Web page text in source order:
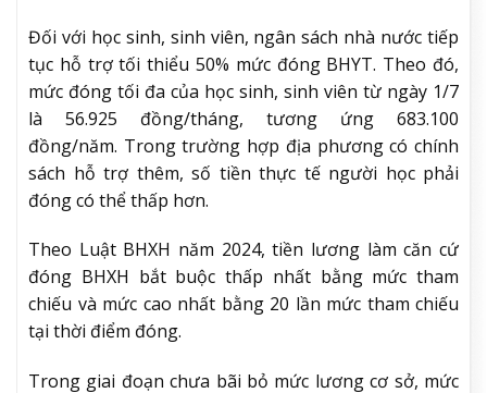
Đối với học sinh, sinh viên, ngân sách nhà nước tiếp
tục hỗ trợ tối thiểu 50% mức đóng BHYT. Theo đó,
mức đóng tối đa của học sinh, sinh viên từ ngày 1/7
là 56.925 đồng/tháng, tương ứng 683.100
đồng/năm. Trong trường hợp địa phương có chính
sách hỗ trợ thêm, số tiền thực tế người học phải
đóng có thể thấp hơn.
Theo Luật BHXH năm 2024, tiền lương làm căn cứ
đóng BHXH bắt buộc thấp nhất bằng mức tham
chiếu và mức cao nhất bằng 20 lần mức tham chiếu
tại thời điểm đóng.
Trong giai đoạn chưa bãi bỏ mức lương cơ sở, mức